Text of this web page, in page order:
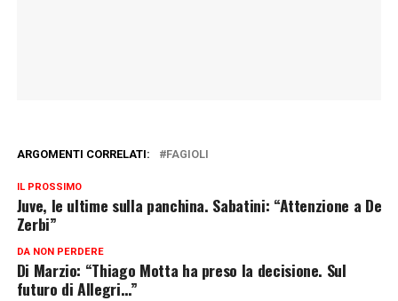
ARGOMENTI CORRELATI: FAGIOLI
IL PROSSIMO
Juve, le ultime sulla panchina. Sabatini: “Attenzione a De
Zerbi”
DA NON PERDERE
Di Marzio: “Thiago Motta ha preso la decisione. Sul
futuro di Allegri…”